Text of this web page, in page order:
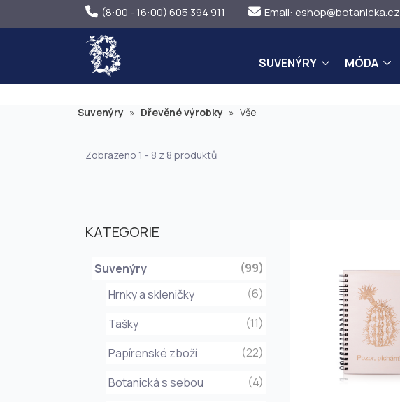
(8:00 - 16:00) 605 394 911 Email: eshop@botanicka.cz
SUVENÝRY MÓDA
Suvenýry » Dřevěné výrobky » Vše
Zobrazeno 1 - 8 z 8 produktů
KATEGORIE
Suvenýry
(99)
Hrnky a skleničky
(6)
Tašky
(11)
Papírenské zboží
(22)
Botanická s sebou
(4)